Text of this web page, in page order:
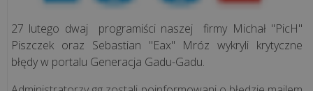
Projekty
informatyczne
Audyt
legalności
27 lutego dwaj programiści naszej firmy Michał "PicH"
Piszczek oraz Sebastian "Eax" Mróz wykryli krytyczne
błędy w portalu Generacja Gadu-Gadu.